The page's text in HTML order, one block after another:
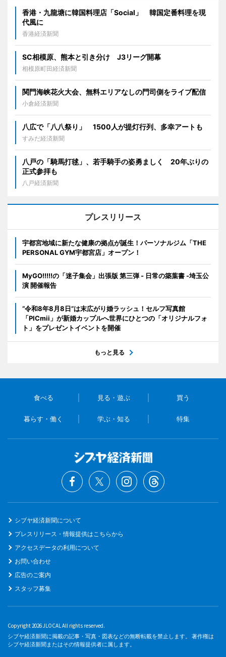
香港・九龍塘に韓国料理店「Social」 韓国定番料理を現
代風に
香港経済新聞
SC相模原、熊本と引き分け J3リーグ開幕
相模原町田経済新聞
関門海峡花火大会、無料エリアなしの門司側をライブ配信
小倉経済新聞
八広で「八八祭り」 1500人が提灯行列、多幸アートも
すみだ経済新聞
八戸の「騎馬打毬」、若手騎手の姿勇ましく 20年ぶりの
正式参拝も
八戸経済新聞
プレスリリース
宇都宮地域に新たな健康の拠点が誕生！パーソナルジム「THE
PERSONAL GYM宇都宮店」オープン！
MyGO!!!!!の「迷子集会」出張版 第三弾 - 日常の築葉書 -埼玉公
演 開催報告
“令和8年8月8日”は末広がり婚ラッシュ！セルフ写真館
「PICmii」が新婚カップルへ世界にひとつの「オリジナルフォ
ト」をプレゼントイベントを開催
もっと見る
食べる 見る・遊ぶ 買う
暮らす・働く 学ぶ・知る 特集
シブヤ経済新聞について
プレスリリース・情報提供はこちらから
アクセスデータの利用について
お問い合わせ
広告のご案内
スタッフ募集
Copyright 2026 JLOCAL All rights reserved.
シブヤ経済新聞に掲載の記事・写真・図表などの無断転載を禁止します。 著作権は
シブヤ経済新聞またはその情報提供者に属します。